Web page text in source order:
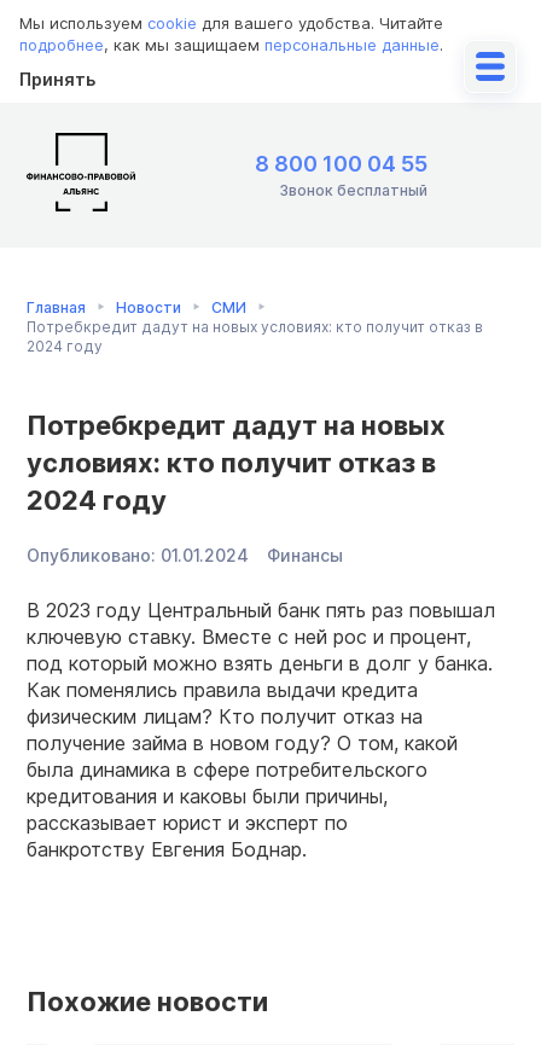
Мы используем cookie для вашего удобства. Читайте
подробнее, как мы защищаем персональные данные.
Принять
8 800 100 04 55
Звонок бесплатный
Главная Новости
СМИ
Потребкредит дадут на новых условиях: кто получит отказ в
2024 году
Потребкредит дадут на новых
условиях: кто получит отказ в
2024 году
Опубликовано: 01.01.2024 Финансы
В 2023 году Центральный банк пять раз повышал
ключевую ставку. Вместе с ней рос и процент,
под который можно взять деньги в долг у банка.
Как поменялись правила выдачи кредита
физическим лицам? Кто получит отказ на
получение займа в новом году? О том, какой
была динамика в сфере потребительского
кредитования и каковы были причины,
рассказывает юрист и эксперт по
банкротству Евгения Боднар.
Похожие новости